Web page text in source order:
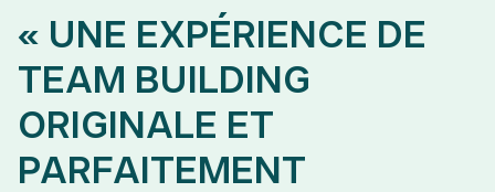
« UNE EXPÉRIENCE DE
TEAM BUILDING
ORIGINALE ET
PARFAITEMENT